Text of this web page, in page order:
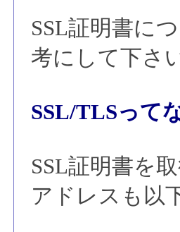
SSL証明書に
考にして下さ
SSL/TLSって
SSL証明書を
アドレスも以